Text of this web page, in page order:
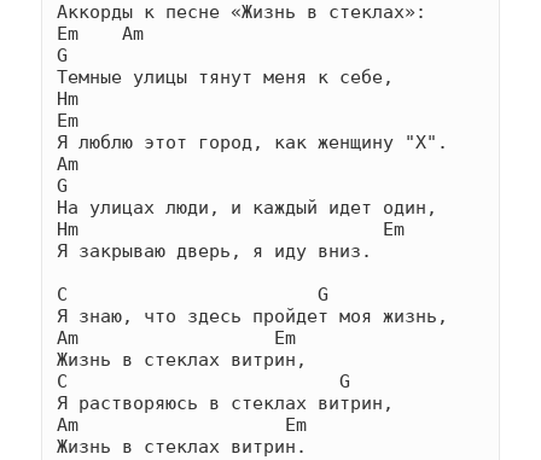
Аккорды к песне «Жизнь в стеклах»:
Em    Am
G
Темные улицы тянут меня к себе,
Hm
Em
Я люблю этот город, как женщину "Х".
Am
G
На улицах люди, и каждый идет один,
Hm                            Em
Я закрываю дверь, я иду вниз.
C                       G
Я знаю, что здесь пройдет моя жизнь,
Am                  Em
Жизнь в стеклах витрин,
C                         G
Я растворяюсь в стеклах витрин,
Am                   Em
Жизнь в стеклах витрин.